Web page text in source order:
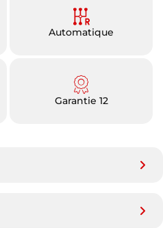
Automatique
Garantie 12